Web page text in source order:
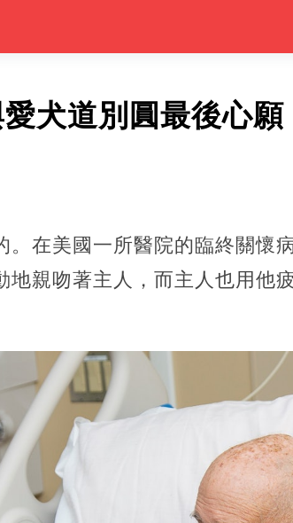
犬道別圓最後心願
。在美國一所醫院的臨終關懷
地親吻著主人，而主人也用他